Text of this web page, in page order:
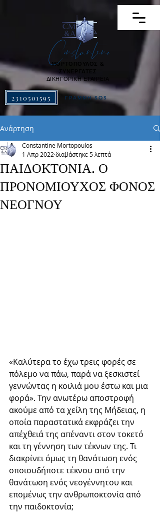
ΜΟΡΤΟΠΟΥΛΟΣ &
ΣΥΝΕΡΓΑΤΕΣ
ΔΙΚΗΓΟΡΙΚΗ ΕΤΑΙΡΕΙΑ
2310501595 ΓΡΑΜΜΗ SOS
Constantine
Ανάρτηση
ΠΑΙΔΟΚΤΟΝΙΑ. Ο
ΠΡΟΝΟΜΙΟΥΧΟΣ ΦΟΝΟΣ
ΝΕΟΓΝΟΥ
Constantine Mortopoulos
1 Απρ 2022 διαβάστηκε 5 λεπτά
«Καλύτερα το έχω τρεις φορές σε
πόλεμο να πάω, παρά να ξεσκιστεί
γεννώντας η κοιλιά μου έστω και μια
φορά». Την ανωτέρω αποστροφή
ακούμε από τα χείλη της Μήδειας, η
οποία παραστατικά εκφράζει την
απέχθειά της απέναντι στον τοκετό
και τη γέννηση των τέκνων της. Τι
διακρίνει όμως τη θανάτωση ενός
οποιουδήποτε τέκνου από την
θανάτωση ενός νεογέννητου και
επομένως την ανθρωποκτονία από
την παιδοκτονία;